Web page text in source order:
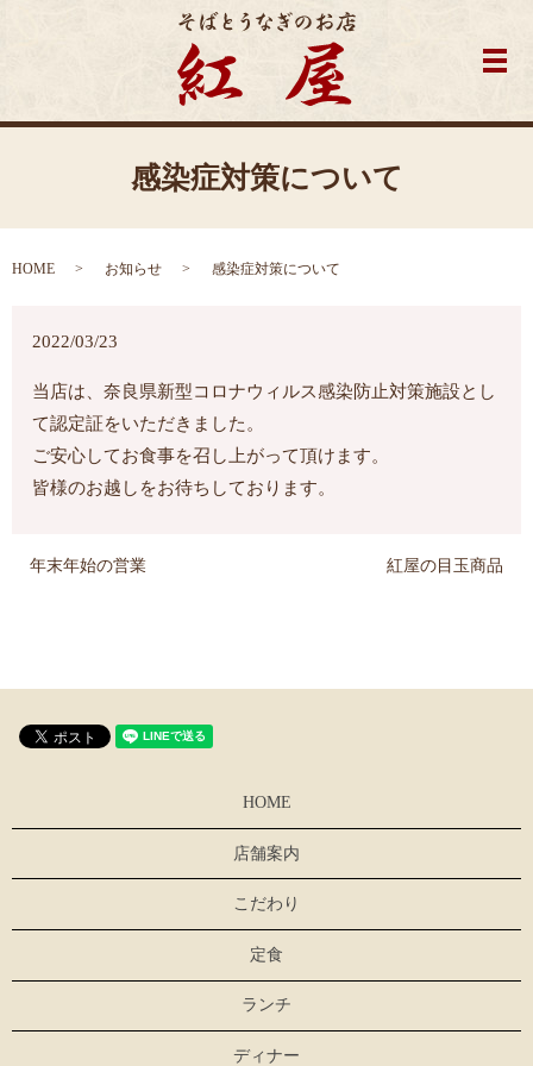
メ
感染症対策について
HOME お知らせ 感染症対策について
2022/03/23
当店は、奈良県新型コロナウィルス感染防止対策施設とし
て認定証をいただきました。
ご安心してお食事を召し上がって頂けます。
皆様のお越しをお待ちしております。
年末年始の営業 紅屋の目玉商品
HOME
店舗案内
こだわり
定食
ランチ
ディナー